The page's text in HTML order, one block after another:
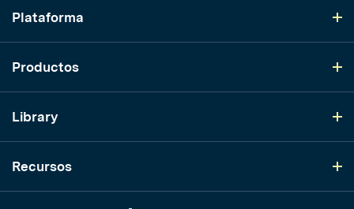
Plataforma
Productos
Library
Recursos
Instagram
TikTok